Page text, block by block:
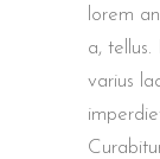
lorem
a, tellus.
varius